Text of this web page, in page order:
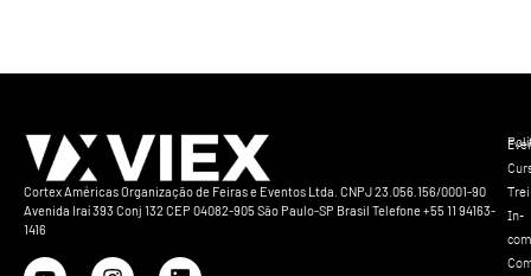
Cortex Américas Organização de Feiras e Eventos Ltda. CNPJ 23.056.156/0001-90
Avenida Iraí 393 Conj 132 CEP 04082-905 São Paulo-SP Brasil Telefone +55 11 94163-
1416
In-